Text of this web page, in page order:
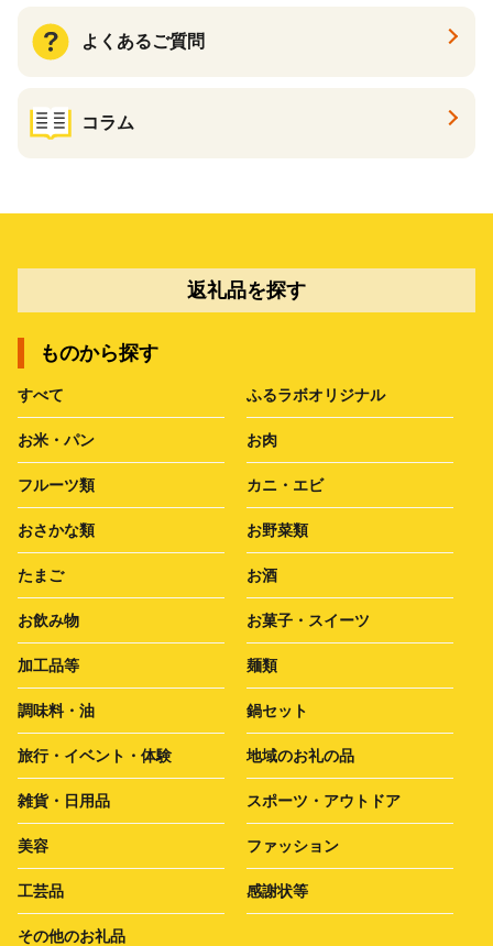
よくあるご質問
コラム
返礼品を探す
ものから探す
すべて ふるラボオリジナル
お米・パン お肉
フルーツ類 カニ・エビ
おさかな類 お野菜類
たまご お酒
お飲み物 お菓子・スイーツ
加工品等 麺類
調味料・油 鍋セット
旅行・イベント・体験 地域のお礼の品
雑貨・日用品 スポーツ・アウトドア
美容 ファッション
工芸品 感謝状等
その他のお礼品